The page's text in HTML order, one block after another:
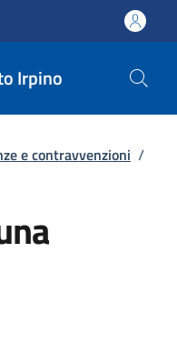
Irpino
e contravvenzioni /